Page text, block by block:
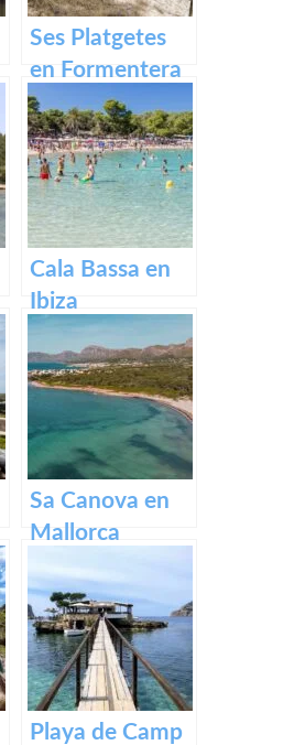
Ses Platgetes
en Formentera
Cala Bassa en
Ibiza
Sa Canova en
Mallorca
Playa de Camp